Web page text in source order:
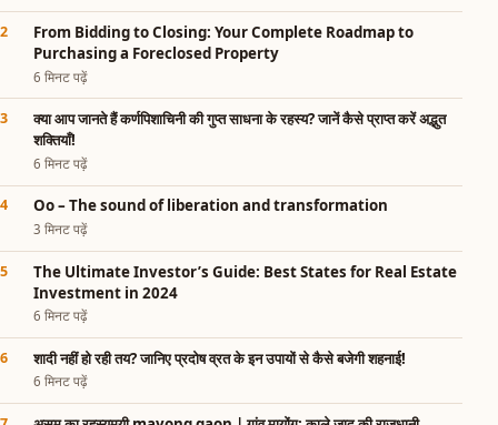
From Bidding to Closing: Your Complete Roadmap to
Purchasing a Foreclosed Property
6 मिनट पढ़ें
क्या आप जानते हैं कर्णपिशाचिनी की गुप्त साधना के रहस्य? जानें कैसे प्राप्त करें अद्भुत
शक्तियाँ!
6 मिनट पढ़ें
Oo – The sound of liberation and transformation
3 मिनट पढ़ें
The Ultimate Investor’s Guide: Best States for Real Estate
Investment in 2024
6 मिनट पढ़ें
शादी नहीं हो रही तय? जानिए प्रदोष व्रत के इन उपायों से कैसे बजेगी शहनाई!
6 मिनट पढ़ें